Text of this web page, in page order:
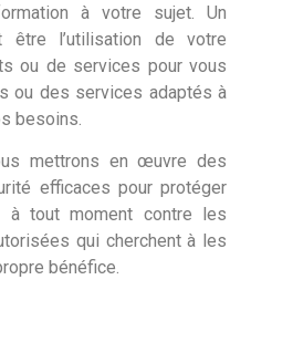
à votre sujet. Un
être l’utilisation de votre
ou de services pour vous
ou des services adaptés à
besoins.
mettrons en œuvre des
efficaces pour protéger
à tout moment contre les
qui cherchent à les
bénéfice.